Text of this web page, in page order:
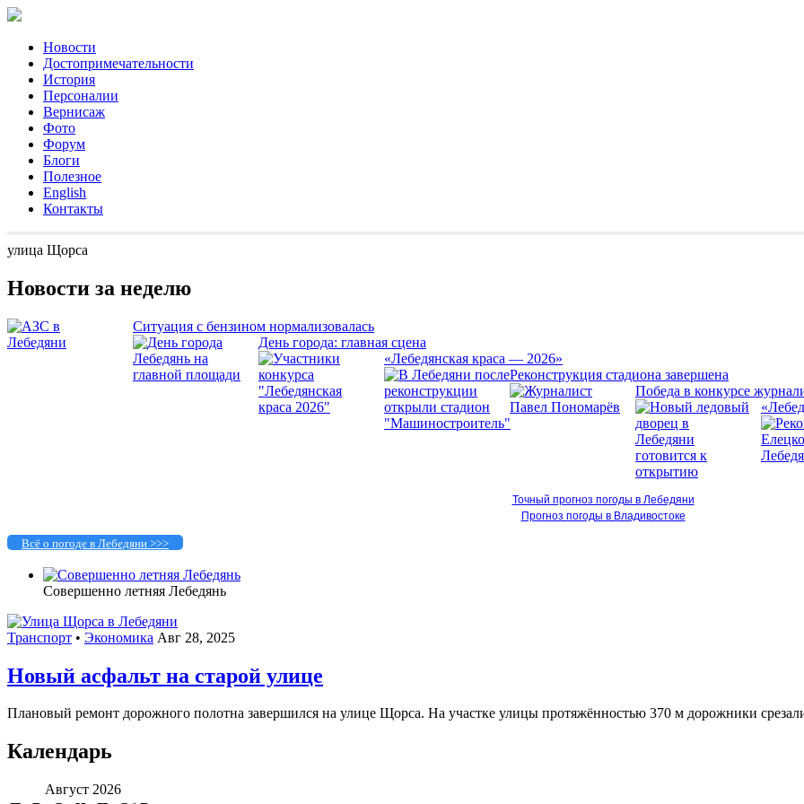
Новости
Достопримечательности
История
Персоналии
Вернисаж
Фото
Форум
Блоги
Полезное
English
Контакты
улица Щорса
Новости за неделю
Ситуация с бензином нормализовалась
День города: главная сцена
«Лебедянская краса — 2026»
Реконструкция стадиона завершена
Победа в конкурсе
Точный прогноз погоды в Лебедяни
Прогноз погоды в Владивостоке
Всё о погоде в Лебедяни >>>
Совершенно летняя Лебедянь
Транспорт • Экономика Авг 28, 2025
Новый асфальт на старой улице
Плановый ремонт дорожного полотна завершился на улице Щорса. На участке улицы протяжённостью 370 м дорожники
Календарь
Август 2026